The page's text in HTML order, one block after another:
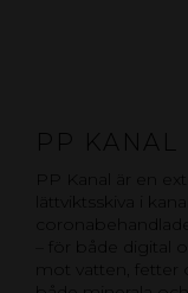
PP KANAL
PP Kanal är en
lättviktsskiva i
– för både digital
mot vatten,